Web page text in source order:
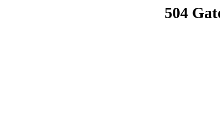
504